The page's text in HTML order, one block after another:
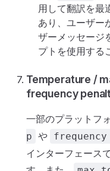
用して翻訳を最
あり、ユーザー
ザーメッセージ
プトを使用する
Temperature /
frequency
一部のプラットフ
p や
インターフェース